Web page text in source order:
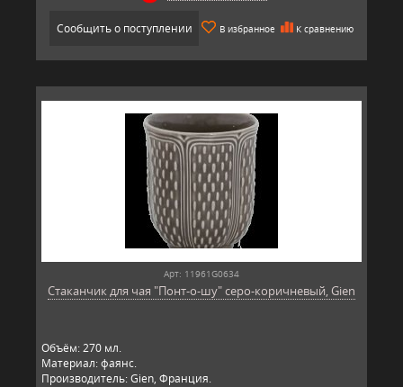
Сообщить о поступлении В избранное К сравнению
Арт: 11961G0634
Стаканчик для чая "Понт-о-шу" серо-коричневый, Gien
Объём: 270 мл.
Материал: фаянс.
Производитель: Gien, Франция.